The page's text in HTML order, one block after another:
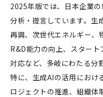
2025年版では、日本企業
分析・提言しています。生
再興、次世代エネルギー、
R&D能力の向上、スタート
対応など、多岐にわたる分
特に、生成AIの活用におけ
ロジェクトの推進、組織体